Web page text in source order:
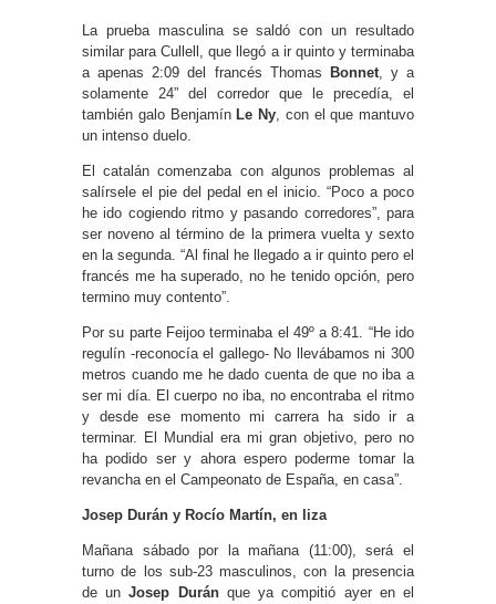
La prueba masculina se saldó con un resultado
similar para Cullell, que llegó a ir quinto y terminaba
a apenas 2:09 del francés Thomas
Bonnet, y a
solamente 24” del corredor que le precedía, el
también galo Benjamín Le Ny, con el que mantuvo
un intenso duelo.
El catalán comenzaba con algunos problemas al
salírsele el pie del pedal en el inicio. “Poco a poco
he ido cogiendo ritmo y pasando corredores”, para
ser noveno al término de la primera vuelta y sexto
en la segunda. “Al final he llegado a ir quinto pero el
francés me ha superado, no he tenido opción, pero
termino muy contento”.
Por su parte Feijoo terminaba el 49º a 8:41. “He ido
regulín -reconocía el gallego- No llevábamos ni 300
metros cuando me he dado cuenta de que no iba a
ser mi día. El cuerpo no iba, no encontraba el ritmo
y desde ese momento mi carrera ha sido ir a
terminar. El Mundial era mi gran objetivo, pero no
ha podido ser y ahora espero poderme tomar la
revancha en el Campeonato de España, en casa”.
Josep Durán y Rocío Martín, en liza
Mañana sábado por la mañana (11:00), será el
turno de los sub-23 masculinos, con la presencia
de un Josep Duránque ya compitió ayer en el